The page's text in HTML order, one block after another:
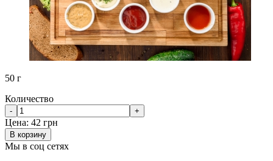
50 г
Количество
- +
Цена: 42 грн
В корзину
Мы в соц сетях